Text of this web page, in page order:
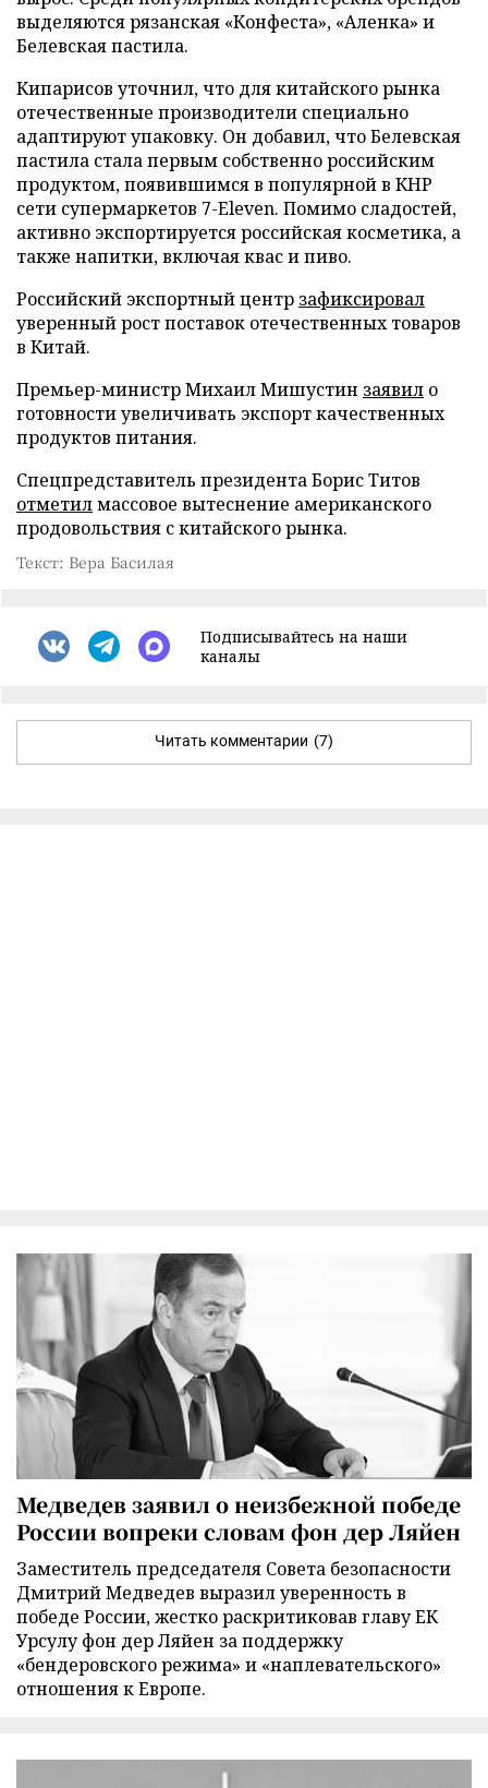
выделяются рязанская «Конфеста», «Аленка» и
Белевская пастила.
Кипарисов уточнил, что для китайского рынка
отечественные производители специально
адаптируют упаковку. Он добавил, что Белевская
пастила стала первым собственно российским
продуктом, появившимся в популярной в КНР
сети супермаркетов 7-Eleven. Помимо сладостей,
активно экспортируется российская косметика, а
также напитки, включая квас и пиво.
Российский экспортный центр зафиксировал
уверенный рост поставок отечественных товаров
в Китай.
Премьер-министр Михаил Мишустин заявил о
готовности увеличивать экспорт качественных
продуктов питания.
Спецпредставитель президента Борис Титов
отметилмассовое вытеснение американского
продовольствия с китайского рынка.
Текст: Вера Басилая
Подписывайтесь на наши
каналы
Читать комментарии (7)
Медведев заявил о неизбежной победе
России вопреки словам фон дер Ляйен
Заместитель председателя Совета безопасности
Дмитрий Медведев выразил уверенность в
победе России, жестко раскритиковав главу ЕК
Урсулу фон дер Ляйен за поддержку
«бендеровского режима» и «наплевательского»
отношения к Европе.